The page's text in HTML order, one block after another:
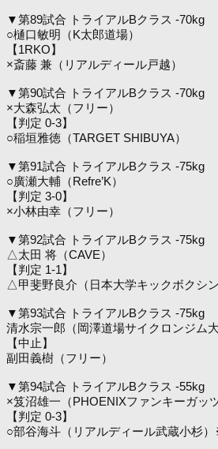
▼第89試合 トライアルBクラス -70kg
○樋口敏明（K太郎道場）
【1RKO】
×斎藤 兼（リアルディール戸越）
▼第90試合 トライアルBクラス -70kg
×大森弘太（フリー）
【判定 0-3】
○稲垣雅徳（TARGET SHIBUYA）
▼第91試合 トライアルBクラス -75kg
○廣瀬大輔（Refre’K）
【判定 3-0】
×小林由幸（フリー）
▼第92試合 トライアルBクラス -75kg
△太田 将（CAVE）
【判定 1-1】
△甲斐野良介（日本大学キックボクシン
▼第93試合 トライアルBクラス -75kg
清水宗一郎（岡澤道場サイクロンジム大
【中止】
副田義樹（フリー）
▼第94試合 トライアルBクラス -55kg
×笈沼雄一（PHOENIXファンキーガッ
【判定 0-3】
○部谷海斗（リアルディール武蔵小杉